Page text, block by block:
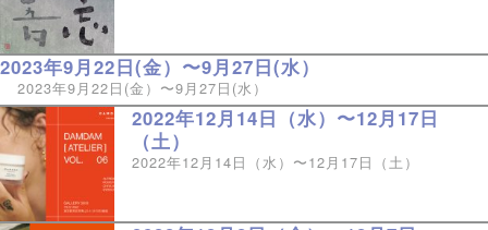
2023年9月22日(金）〜9月27日(水）
2023年9月22日(金）〜9月27日(水）
2022年12月14日（水）〜12月17日
（土）
2022年12月14日（水）〜12月17日（土）